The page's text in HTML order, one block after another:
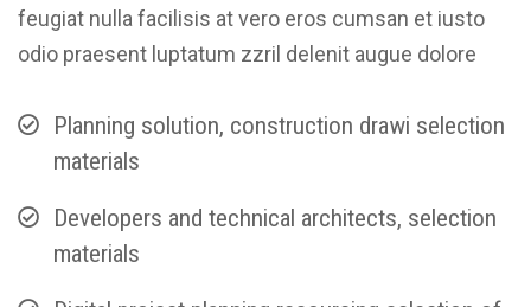
feugiat nulla facilisis at vero eros cumsan et iusto
odio praesent luptatum zzril delenit augue dolore
Planning solution, construction drawi selection
materials
Developers and technical architects, selection
materials